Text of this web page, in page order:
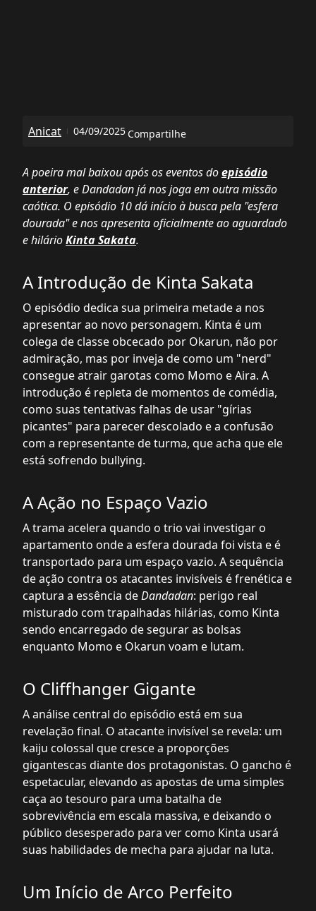
Anicat 04/09/2025 Compartilhe
A poeira mal baixou após os eventos doepisódio
anterior, eDandadanjá nos joga em outra missão
caótica. O episódio 10 dá início à busca pela "esfera
dourada" e nos apresenta oficialmente ao aguardado
e hilárioKinta Sakata.
A Introdução de Kinta Sakata
O episódio dedica sua primeira metade a nos
apresentar ao novo personagem. Kinta é um
colega de classe obcecado por Okarun, não por
admiração, mas por inveja de como um "nerd"
consegue atrair garotas como Momo e Aira. A
introdução é repleta de momentos de comédia,
como suas tentativas falhas de usar "gírias
picantes" para parecer descolado e a confusão
com a representante de turma, que acha que ele
está sofrendo bullying.
A Ação no Espaço Vazio
A trama acelera quando o trio vai investigar o
apartamento onde a esfera dourada foi vista e é
transportado para um espaço vazio. A sequência
de ação contra os atacantes invisíveis é frenética e
captura a essência deDandadan: perigo real
misturado com trapalhadas hilárias, como Kinta
sendo encarregado de segurar as bolsas
enquanto Momo e Okarun voam e lutam.
O Cliffhanger Gigante
A análise central do episódio está em sua
revelação final. O atacante invisível se revela: um
kaiju colossal que cresce a proporções
gigantescas diante dos protagonistas. O gancho é
espetacular, elevando as apostas de uma simples
caça ao tesouro para uma batalha de
sobrevivência em escala massiva, e deixando o
público desesperado para ver como Kinta usará
suas habilidades de mecha para ajudar na luta.
Um Início de Arco Perfeito